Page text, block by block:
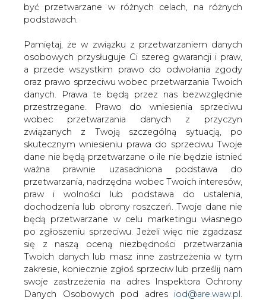
być przetwarzane w różnych celach, na różnych
podstawach.
Pamiętaj, że w związku z przetwarzaniem danych
osobowych przysługuje Ci szereg gwarancji i praw,
a przede wszystkim prawo do odwołania zgody
oraz prawo sprzeciwu wobec przetwarzania Twoich
danych. Prawa te będą przez nas bezwzględnie
przestrzegane. Prawo do wniesienia sprzeciwu
wobec przetwarzania danych z przyczyn
związanych z Twoją szczególną sytuacją, po
skutecznym wniesieniu prawa do sprzeciwu Twoje
dane nie będą przetwarzane o ile nie będzie istnieć
ważna prawnie uzasadniona podstawa do
przetwarzania, nadrzędna wobec Twoich interesów,
praw i wolności lub podstawa do ustalenia,
dochodzenia lub obrony roszczeń. Twoje dane nie
będą przetwarzane w celu marketingu własnego
po zgłoszeniu sprzeciwu. Jeżeli więc nie zgadzasz
się z naszą oceną niezbędności przetwarzania
Twoich danych lub masz inne zastrzeżenia w tym
zakresie, koniecznie zgłoś sprzeciw lub prześlij nam
swoje zastrzeżenia na adres Inspektora Ochrony
Danych Osobowych pod adres iod@are.waw.pl
PKN Orlen wysyła zapytania ws.
PKN Orlen wysyła zapytania do
potencjalnych partnerów
zainteresowanych udziałem, najchętniej
mniejszościowym, w spółce joint-
venture, która ma wybudować, kosztem
600 mln euro, blok gazowo-parowy o
mocy do 500 MW we Włocławku,
poinformował w środę prezes Orlenu
Jacek Krawiec. Wśród zaproszonych
firm jest m.in. Kulczyk Investments,
dodał.
"Podjęliśmy decyzję o budowie kosztem 600 mln euro
bloku gazowo-parowego o mocy do 500 MW, w
związku z tym, w tym tygodniu wysyłamy wstępne